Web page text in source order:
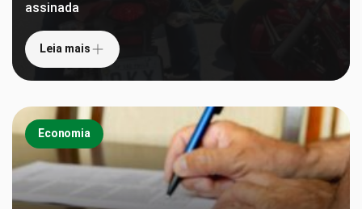
assinada
Leia mais
Economia